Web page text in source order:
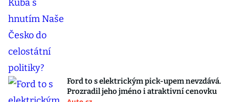
Ford to s elektrickým pick-upem nevzdává.
Prozradil jeho jméno i atraktivní cenovku